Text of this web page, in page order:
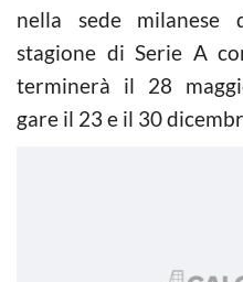
nella sede milanese
stagione di Serie A
terminerà il 28
gare il 23 e il 30